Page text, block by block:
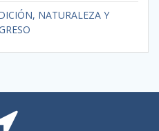
NATURALEZA Y